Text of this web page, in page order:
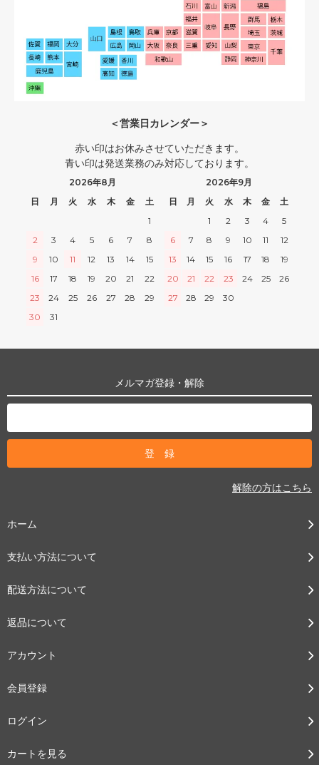
＜営業日カレンダー＞
赤い印はお休みさせていただきます。
青い印は発送業務のみ対応しております。
2026年8月
日
月 火 水 木 金
土
1
2
3 4 5 6 7
8
9
10 11 12 13 14
15
16
17 18 19 20 21
22
23
24 25 26 27 28
29
30
31
2026年9月
日
月 火 水 木 金
土
1
2 3 4
5
6
7 8 9 10 11
12
13
14 15 16 17 18
19
20
21 22 23 24 25
26
27
28 29 30
メルマガ登録・解除
解除の方はこちら
ホーム
支払い方法について
配送方法について
返品について
アカウント
会員登録
ログイン
カートを見る